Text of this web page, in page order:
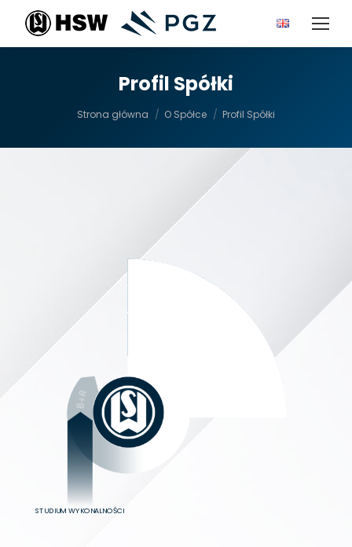
Profil Spółki
Strona główna O Spółce Profil Spółki
STUDIUM WYKONALNOŚCI